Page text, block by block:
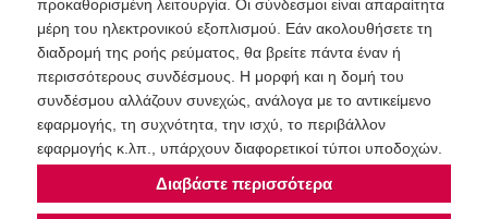
προκαθορισμένη λειτουργία. Οι σύνδεσμοι είναι απαραίτητα
μέρη του ηλεκτρονικού εξοπλισμού. Εάν ακολουθήσετε τη
διαδρομή της ροής ρεύματος, θα βρείτε πάντα έναν ή
περισσότερους συνδέσμους. Η μορφή και η δομή του
συνδέσμου αλλάζουν συνεχώς, ανάλογα με το αντικείμενο
εφαρμογής, τη συχνότητα, την ισχύ, το περιβάλλον
εφαρμογής κ.λπ., υπάρχουν διαφορετικοί τύποι υποδοχών.
Διαβάστε περισσότερα